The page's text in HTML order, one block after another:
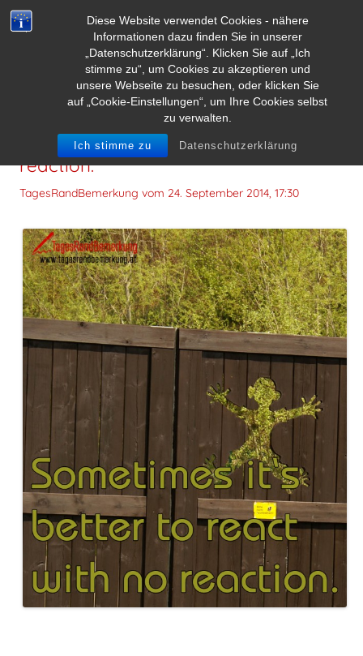
Diese Website verwendet Cookies - nähere
Informationen dazu finden Sie in unserer
„Datenschutzerklärung“. Klicken Sie auf „Ich
stimme zu“, um Cookies zu akzeptieren und
unsere Webseite zu besuchen, oder klicken Sie
auf „Cookie-Einstellungen“, um Ihre Cookies selbst
zu verwalten.
Ich stimme zu Datenschutzerklärung
Sometimes it‘s better to react with no
reaction.
TagesRandBemerkung vom 24. September 2014, 17:30